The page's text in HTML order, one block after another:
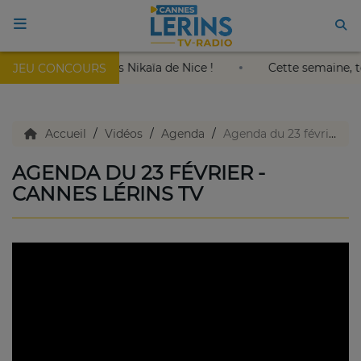
JEU CONCOURS
le roi soleil au Palais Nikaïa de Nice ! Cette
TV en direct
Replay TV
Accueil Vidéos Agenda Agenda du 23 février - Cannes Lérins TV
AGENDA DU 23 FÉVRIER -
CANNES LÉRINS TV